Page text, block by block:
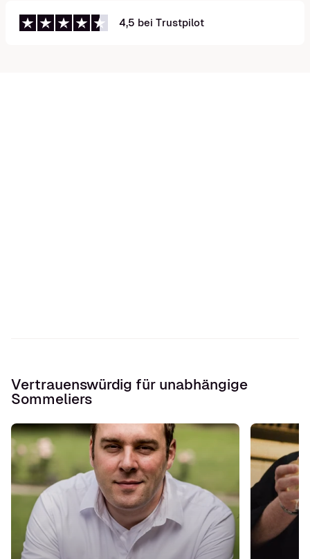
4,5 bei Trustpilot
Vertrauenswürdig für unabhängige
Sommeliers